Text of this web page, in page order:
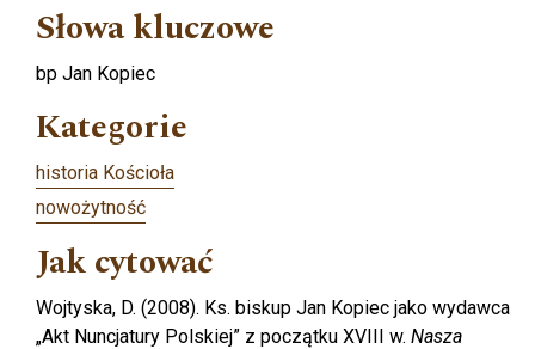
Słowa kluczowe
bp Jan Kopiec
Kategorie
historia Kościoła
nowożytność
Jak cytować
Wojtyska, D. (2008). Ks. biskup Jan Kopiec jako wydawca
„Akt Nuncjatury Polskiej” z początku XVIII w. Nasza